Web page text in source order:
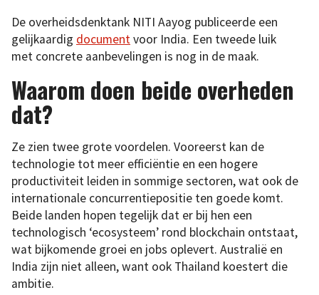
De overheidsdenktank NITI Aayog publiceerde een
gelijkaardig documentvoor India. Een tweede luik
met concrete aanbevelingen is nog in de maak.
Waarom doen beide overheden
dat?
Ze zien twee grote voordelen. Vooreerst kan de
technologie tot meer efficiëntie en een hogere
productiviteit leiden in sommige sectoren, wat ook de
internationale concurrentiepositie ten goede komt.
Beide landen hopen tegelijk dat er bij hen een
technologisch ‘ecosysteem’ rond blockchain ontstaat,
wat bijkomende groei en jobs oplevert. Australië en
India zijn niet alleen, want ook Thailand koestert die
ambitie.